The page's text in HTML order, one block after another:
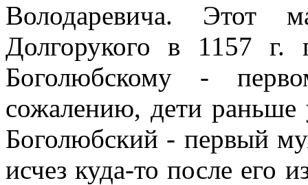
Володаревича. Этот
Долгорукого в 1157
Боголюбскому -
сожалению, дети
Боголюбский - первый
исчез куда-то после его